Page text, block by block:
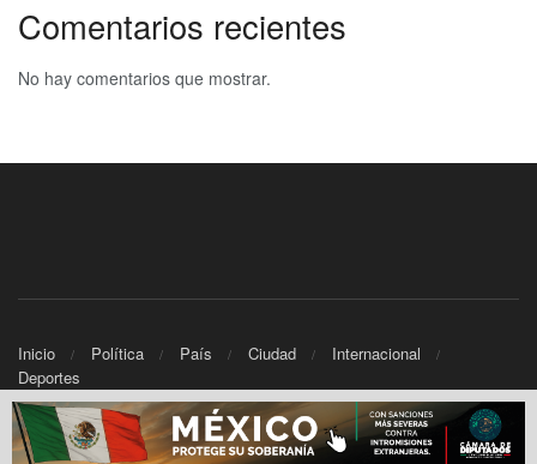
Comentarios recientes
No hay comentarios que mostrar.
Inicio Política País Ciudad
Internacional
Deportes
© 2025 Informativo Noticias - Powered byTWC Networks.